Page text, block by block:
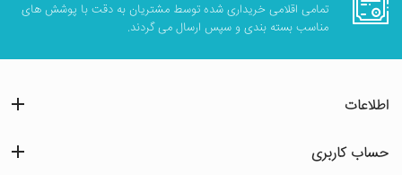
تمامی اقلامی خریداری شده توسط مشتریان به دقت با پوشش های
مناسب بسته بندی و سپس ارسال می گردند.
اطلاعات
حساب کاربری